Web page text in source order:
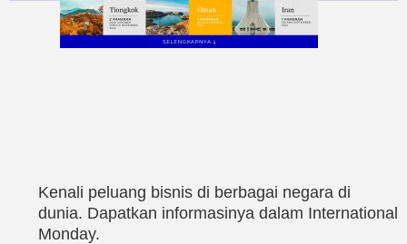
Kenali peluang bisnis di berbagai negara di
dunia. Dapatkan informasinya dalam International
Monday.